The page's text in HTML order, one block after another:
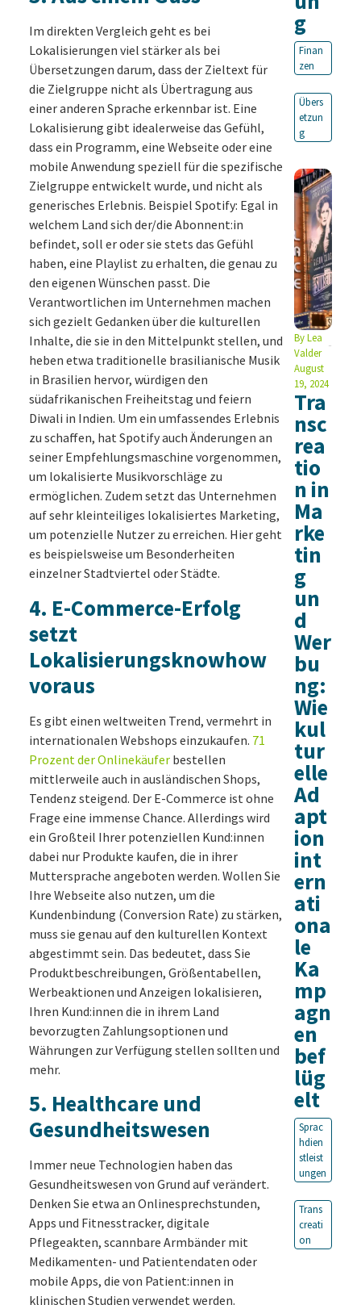
Im direkten Vergleich geht es bei
Lokalisierungen viel stärker als bei
Übersetzungen darum, dass der Zieltext für
die Zielgruppe nicht als Übertragung aus
einer anderen Sprache erkennbar ist. Eine
Lokalisierung gibt idealerweise das Gefühl,
dass ein Programm, eine Webseite oder eine
mobile Anwendung speziell für die spezifische
Zielgruppe entwickelt wurde, und nicht als
generisches Erlebnis. Beispiel Spotify: Egal in
welchem Land sich der/die Abonnent:in
befindet, soll er oder sie stets das Gefühl
haben, eine Playlist zu erhalten, die genau zu
den eigenen Wünschen passt. Die
Verantwortlichen im Unternehmen machen
sich gezielt Gedanken über die kulturellen
Inhalte, die sie in den Mittelpunkt stellen, und
heben etwa traditionelle brasilianische Musik
in Brasilien hervor, würdigen den
südafrikanischen Freiheitstag und feiern
Diwali in Indien. Um ein umfassendes Erlebnis
zu schaffen, hat Spotify auch Änderungen an
seiner Empfehlungsmaschine vorgenommen,
um lokalisierte Musikvorschläge zu
ermöglichen. Zudem setzt das Unternehmen
auf sehr kleinteiliges lokalisiertes Marketing,
um potenzielle Nutzer zu erreichen. Hier geht
es beispielsweise um Besonderheiten
einzelner Stadtviertel oder Städte.
4. E-Commerce-Erfolg
setzt
Lokalisierungsknowhow
voraus
Es gibt einen weltweiten Trend, vermehrt in
internationalen Webshops einzukaufen. 71
Prozent der Onlinekäufer bestellen
mittlerweile auch in ausländischen Shops,
Tendenz steigend. Der E-Commerce ist ohne
Frage eine immense Chance. Allerdings wird
ein Großteil Ihrer potenziellen Kund:innen
dabei nur Produkte kaufen, die in ihrer
Muttersprache angeboten werden. Wollen Sie
Ihre Webseite also nutzen, um die
Kundenbindung (Conversion Rate) zu stärken,
muss sie genau auf den kulturellen Kontext
abgestimmt sein. Das bedeutet, dass Sie
Produktbeschreibungen, Größentabellen,
Werbeaktionen und Anzeigen lokalisieren,
Ihren Kund:innen die in ihrem Land
bevorzugten Zahlungsoptionen und
Währungen zur Verfügung stellen sollten und
mehr.
5. Healthcare und
Gesundheitswesen
Immer neue Technologien haben das
Gesundheitswesen von Grund auf verändert.
Denken Sie etwa an Onlinesprechstunden,
Apps und Fitnesstracker, digitale
Pflegeakten, scannbare Armbänder mit
Medikamenten- und Patientendaten oder
mobile Apps, die von Patient:innen in
klinischen Studien verwendet werden.
g
Finan
zen
Übers
etzun
g
ByLea
Valder
August
19, 2024
Tra
nsc
rea
tio
n in
Ma
rke
tin
g
un
d
Wer
bu
ng:
Wie
kul
tur
elle
Ad
apt
ion
int
ern
ati
ona
le
Ka
mp
agn
en
bef
lüg
elt
Sprac
hdien
stleist
ungen
Trans
creati
on